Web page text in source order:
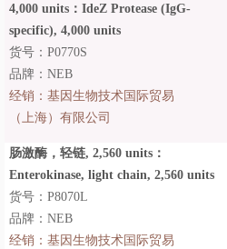
4,000 units：IdeZ Protease (IgG-
specific), 4,000 units
货号：P0770S
品牌：NEB
经销： 基因生物技术国际贸易
（上海）有限公司
肠激酶，轻链, 2,560 units：
Enterokinase, light chain, 2,560 units
货号：P8070L
品牌：NEB
经销： 基因生物技术国际贸易